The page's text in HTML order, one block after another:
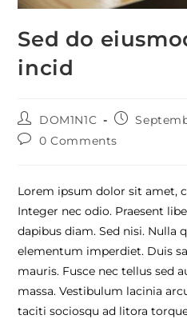
Sed do
incid
DOM1N1C
0 Comments
Lorem ipsum dolor sit amet,
Integer nec odio. Praesent
dapibus diam. Sed nisi. Nulla
elementum imperdiet. Duis
mauris. Fusce nec tellus sed
massa. Vestibulum lacinia
taciti sociosqu ad litora